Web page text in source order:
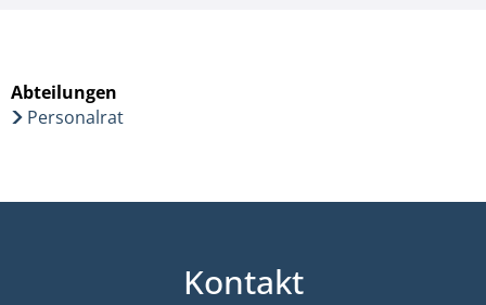
Abteilungen
Personalrat
Kontakt